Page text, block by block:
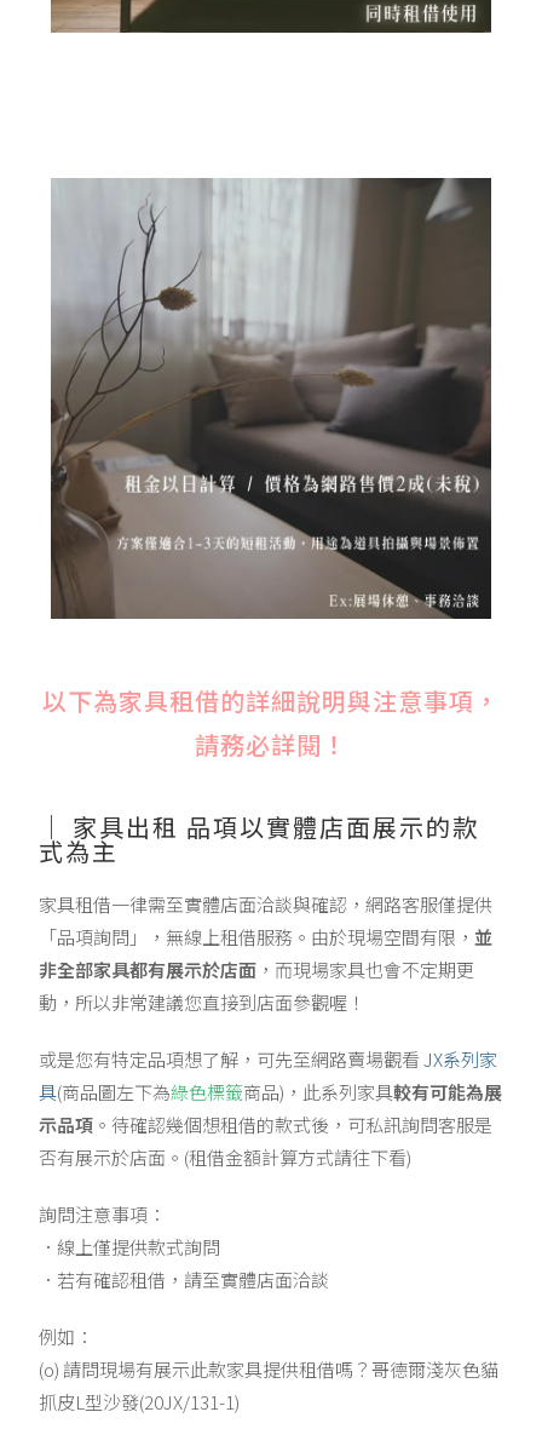
以下為家具租借的詳細說明與注意事項，
請務必詳閱！
｜ 家具出租 品項以實體店面展示的款
式為主
家具租借一律需至實體店面洽談與確認，網路客服僅提供
「品項詢問」，無線上租借服務。由於現場空間有限， 並
非全部家具都有展示於店面 ，而現場家具也會不定期更
動，所以非常建議您直接到店面參觀喔！
或是您有特定品項想了解，可先至網路賣場觀看JX系列家
具(商品圖左下為綠色標籤商品)，此系列家具較有可能為展
示品項 。待確認幾個想租借的款式後，可私訊詢問客服是
否有展示於店面。(租借金額計算方式請往下看)
詢問注意事項：
．線上僅提供款式詢問
．若有確認租借，請至實體店面洽談
例如：
(o) 請問現場有展示此款家具提供租借嗎？哥德爾淺灰色貓
抓皮L型沙發(20JX/131-1)